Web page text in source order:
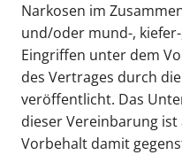
Narkosen im
und/oder mund-,
Eingriffen unter dem
des Vertrages durch
veröffentlicht. Das
dieser Vereinbarung
Vorbehalt damit